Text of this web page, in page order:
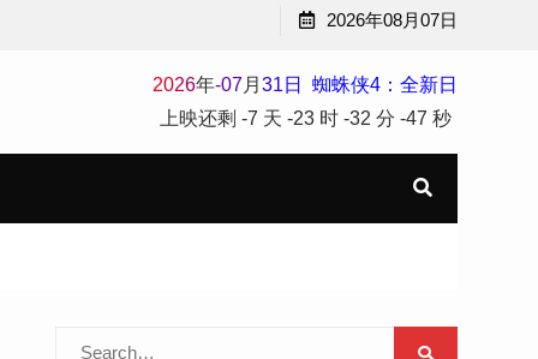
2026年08月07日
2026年-07月 31 日
蜘蛛侠4：全新日
上映还剩 -7 天 -23 时 -32 分 -48 秒
Search